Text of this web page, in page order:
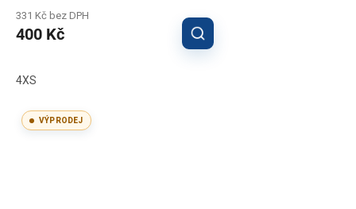
331 Kč bez DPH
400 Kč
4XS
VÝPRODEJ